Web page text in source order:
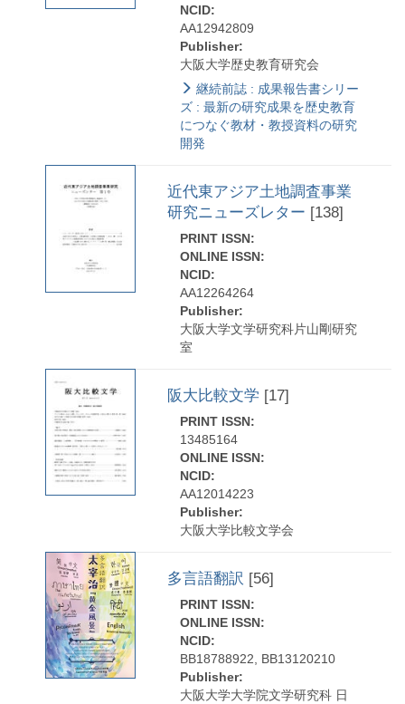
NCID:
AA12942809
Publisher:
大阪大学歴史教育研究会
継続前誌 : 成果報告書シリー
ズ : 最新の研究成果を歴史教育
につなぐ教材・教授資料の研究
開発
近代東アジア土地調査事業
研究ニューズレター [138]
PRINT ISSN:
ONLINE ISSN:
NCID:
AA12264264
Publisher:
大阪大学文学研究科片山剛研究
室
阪大比較文学 [17]
PRINT ISSN:
13485164
ONLINE ISSN:
NCID:
AA12014223
Publisher:
大阪大学比較文学会
多言語翻訳 [56]
PRINT ISSN:
ONLINE ISSN:
NCID:
BB18788922, BB13120210
Publisher:
大阪大学大学院文学研究科 日